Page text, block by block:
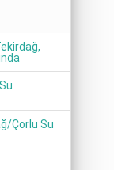
Çorlu Su